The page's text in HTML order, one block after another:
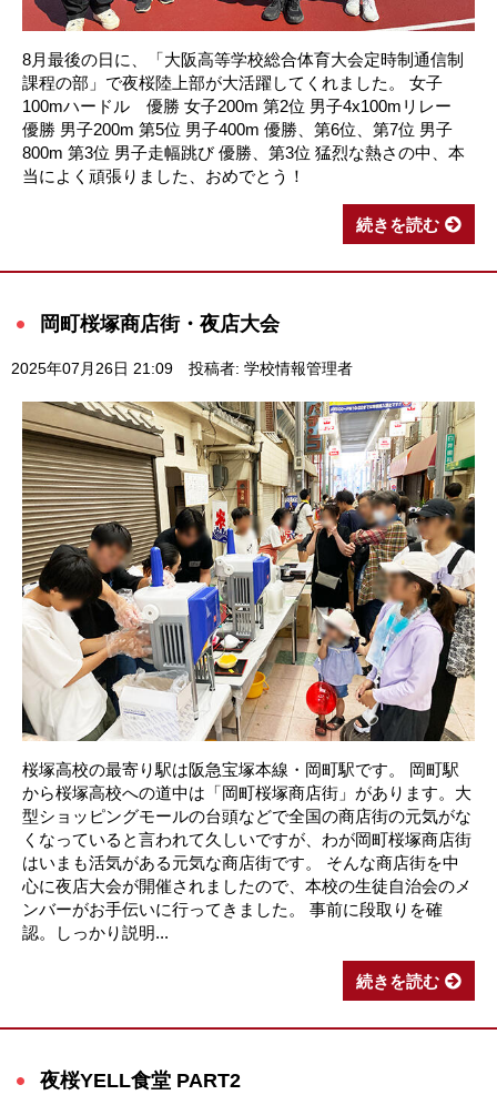
8月最後の日に、「大阪高等学校総合体育大会定時制通信制
課程の部」で夜桜陸上部が大活躍してくれました。 女子
100mハードル 優勝 女子200m 第2位 男子4x100mリレー
優勝 男子200m 第5位 男子400m 優勝、第6位、第7位 男子
800m 第3位 男子走幅跳び 優勝、第3位 猛烈な熱さの中、本
当によく頑張りました、おめでとう！
続きを読む
岡町桜塚商店街・夜店大会
2025年07月26日 21:09 投稿者: 学校情報管理者
桜塚高校の最寄り駅は阪急宝塚本線・岡町駅です。 岡町駅
から桜塚高校への道中は「岡町桜塚商店街」があります。大
型ショッピングモールの台頭などで全国の商店街の元気がな
くなっていると言われて久しいですが、わが岡町桜塚商店街
はいまも活気がある元気な商店街です。 そんな商店街を中
心に夜店大会が開催されましたので、本校の生徒自治会のメ
ンバーがお手伝いに行ってきました。 事前に段取りを確
認。しっかり説明...
続きを読む
夜桜YELL食堂 PART2